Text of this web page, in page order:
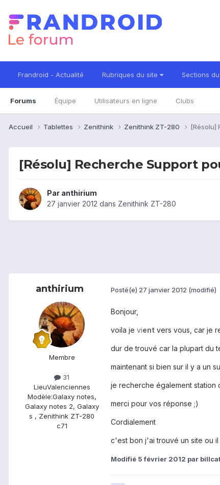
Frandroid - Actualité Rubriques du site Sections
Forums Équipe Utilisateurs en ligne Clubs
Accueil Tablettes Zenithink Zenithink ZT-280 [Résolu]
[Résolu] Recherche Support
Par anthirium
27 janvier 2012 dans Zenithink ZT-280
anthirium
Membre
31
LieuValenciennes
Modèle:Galaxy notes,
Galaxy notes 2, Galaxy
s , Zenithink ZT-280
c71
Posté(e) 27 janvier 2012 (modifié)
Bonjour,
voila je vient vers vous, car je
dur de trouvé car la plupart du
maintenant si bien sur il y a un
je recherche également station
merci pour vos réponse ;)
Cordialement
c'est bon j'ai trouvé un site ou
Modifié 5 février 2012 par